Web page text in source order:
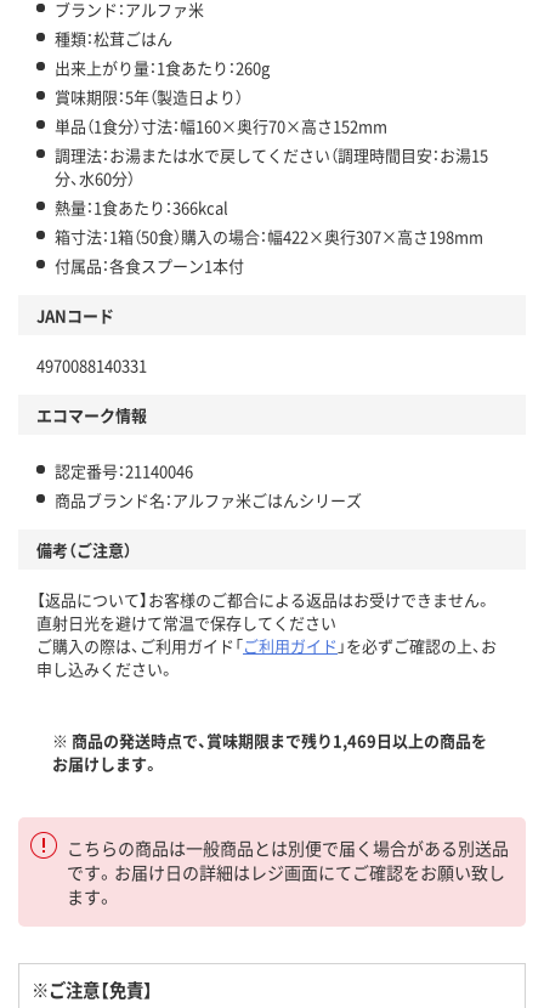
ブランド：アルファ米
種類：松茸ごはん
出来上がり量：1食あたり：260g
賞味期限：5年（製造日より）
単品（1食分）寸法：幅160×奥行70×高さ152mm
調理法：お湯または水で戻してください（調理時間目安：お湯15
分、水60分）
熱量：1食あたり：366kcal
箱寸法：1箱（50食）購入の場合：幅422×奥行307×高さ198mm
付属品：各食スプーン1本付
JANコード
4970088140331
エコマーク情報
認定番号：21140046
商品ブランド名：アルファ米ごはんシリーズ
備考（ご注意）
【返品について】お客様のご都合による返品はお受けできません。
直射日光を避けて常温で保存してください
ご購入の際は、ご利用ガイド「ご利用ガイド 」を必ずご確認の上、お
申し込みください。
※ 商品の発送時点で、賞味期限まで残り1,469日以上の商品を
お届けします。
こちらの商品は一般商品とは別便で届く場合がある別送品
です。お届け日の詳細はレジ画面にてご確認をお願い致し
ます。
※ご注意【免責】